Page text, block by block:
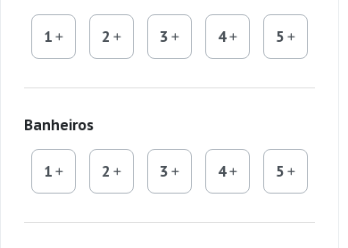
1 2 3 4 5
Banheiros
1 2 3 4 5